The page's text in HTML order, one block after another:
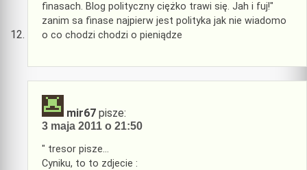
finasach. Blog polityczny ciężko trawi się. Jah i fuj!"
zanim sa finase najpierw jest polityka jak nie wiadomo
o co chodzi chodzi o pieniądze
mir67 pisze:
3 maja 2011 o 21:50
" tresor pisze…
Cyniku, to to zdjecie :